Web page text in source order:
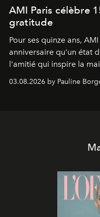
AMI Paris célèbre
gratitude
Pour ses quinze ans,
anniversaire qu'un état
l'amitié qui inspire la
03.08.2026 by Pauline